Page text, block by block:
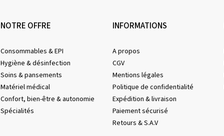
NOTRE OFFRE
Consommables & EPI
Hygiène & désinfection
Soins & pansements
Matériel médical
Confort, bien-être & autonomie
Spécialités
INFORMATIONS
A propos
CGV
Mentions légales
Politique de confidentialité
Expédition & livraison
Paiement sécurisé
Retours & S.A.V